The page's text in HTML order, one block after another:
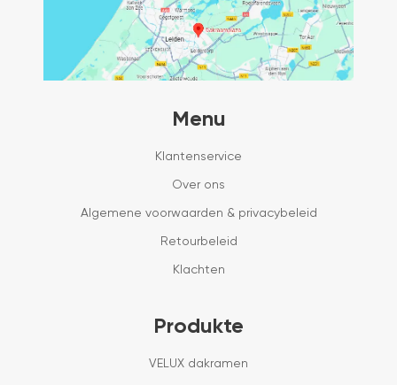
Menu
Klantenservice
Over ons
Algemene voorwaarden & privacybeleid
Retourbeleid
Klachten
Produkte
VELUX dakramen